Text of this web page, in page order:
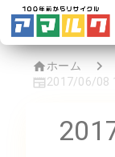
ホーム
2017/06/08